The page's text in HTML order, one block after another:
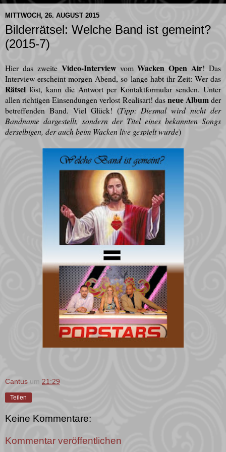
MITTWOCH, 26. AUGUST 2015
Bilderrätsel: Welche Band ist gemeint?
(2015-7)
Hier das zweite Video-InterviewvomWacken Open Air! Das
Interview erscheint morgen Abend, so lange habt ihr Zeit: Wer das
Rätsel löst, kann die Antwort per Kontaktformular senden. Unter
allen richtigen Einsendungen verlost Realisart! dasneue Album der
betreffenden Band. Viel Glück! (Tipp: Diesmal wird nicht der
Bandname dargestellt, sondern der Titel eines bekannten Songs
derselbigen, der auch beim Wacken live gespielt wurde)
Cantus um 21:29
Teilen
Keine Kommentare:
Kommentar veröffentlichen